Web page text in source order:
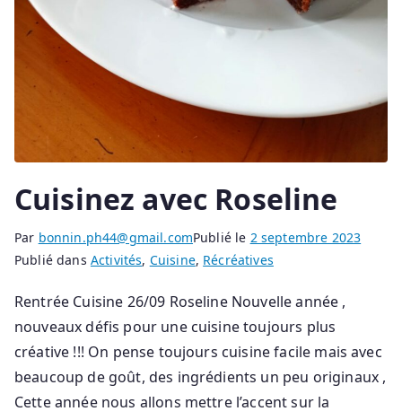
Cuisinez avec Roseline
Par bonnin.ph44@gmail.comPublié le 2 septembre 2023
Publié dans Activités, Cuisine, Récréatives
Rentrée Cuisine 26/09 Roseline Nouvelle année ,
nouveaux défis pour une cuisine toujours plus
créative !!! On pense toujours cuisine facile mais avec
beaucoup de goût, des ingrédients un peu originaux ,
Cette année nous allons mettre l’accent sur la